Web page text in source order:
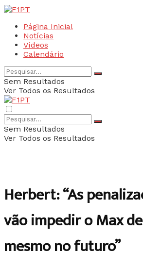
Página Inicial
Notícias
Vídeos
Calendário
Sem Resultados
Ver Todos os Resultados
Sem Resultados
Ver Todos os Resultados
Herbert: “As
vão impedir o Max
mesmo no futuro”